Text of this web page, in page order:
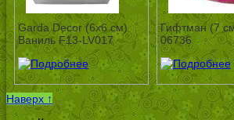
Garda Decor (6х6 см)
Ваниль F13-LV017
Гифтман (7
06736
Наверх ↑